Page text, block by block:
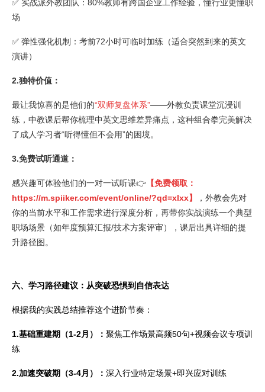
✅ 实战派外教团队：80%教师有跨国企业工作经验，懂行业更懂职
场
✅ 弹性强化机制：考前72小时可临时加练（适合突然到来的英文
演讲）
2.独特价值：
最让我惊喜的是他们的“双师复盘体系”——外教负责课堂沉浸训
练，中教课后帮你梳理中英文思维差异痛点，这种组合拳完美解决
了成人学习者“听得懂但不会用”的困境。
3.免费试听通道：
感兴趣可体验他们的一对一试听课👉 【免费领取：
https://m.spiiker.com/event/online/?qd=xlxx】
，外教会先对
你的当前水平和工作需求进行深度分析，再带你实战演练一个典型
职场场景（如年度预算汇报/技术方案评审），课后出具详细的提
升路径图。
六、学习路径建议：从突破恐惧到自信表达
根据我的实践总结推荐这个进阶节奏：
1.基础重建期（1-2月）： 聚焦工作场景高频50句+视频会议专项训
练
2.加速突破期（3-4月）： 深入行业特定场景+即兴应对训练